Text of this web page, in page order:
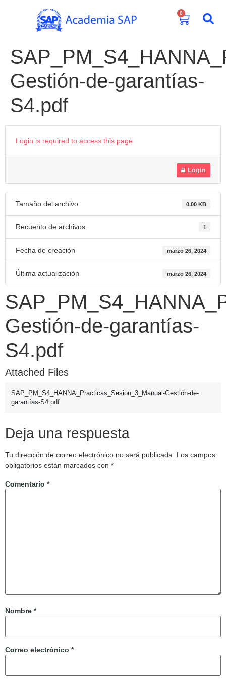
0
Gestión-de-garantías-
S4.pdf
Login is required to access this page
Login
Tamaño del archivo 0.00 KB
Recuento de archivos 1
Fecha de creación marzo 26, 2024
Última actualización marzo 26, 2024
Gestión-de-garantías-
S4.pdf
Attached Files
SAP_PM_S4_HANNA_Practicas_Sesion_3_Manual-Gestión-de-
garantías-S4.pdf
Deja una respuesta
Tu dirección de correo electrónico no será publicada.
Los campos
obligatorios están marcados con *
Comentario *
Nombre *
Correo electrónico *